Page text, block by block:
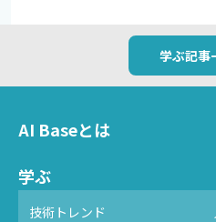
学ぶ記事
AI Baseとは
学ぶ
技術トレンド